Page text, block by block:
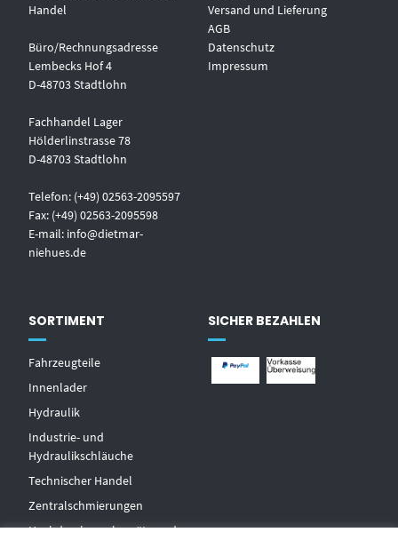
Handel
Büro/Rechnungsadresse
Lembecks Hof 4
D-48703 Stadtlohn
Fachhandel Lager
Hölderlinstrasse 78
D-48703 Stadtlohn
Telefon: (+49) 02563-2095597
Fax: (+49) 02563-2095598
E-mail: info@dietmar-
niehues.de
Versand und Lieferung
AGB
Datenschutz
Impressum
SORTIMENT
Fahrzeugteile
Innenlader
Hydraulik
Industrie- und
Hydraulikschläuche
Technischer Handel
Zentralschmierungen
Hochdruckwaschgeräte und
SICHER BEZAHLEN